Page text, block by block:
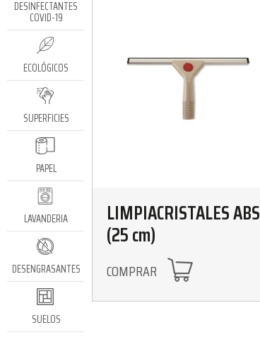
DESINFECTANTES
COVID-19
ECOLÓGICOS
SUPERFICIES
PAPEL
LAVANDERIA
DESENGRASANTES
SUELOS
LIMPIACRISTALES ABS
(25 cm)
COMPRAR